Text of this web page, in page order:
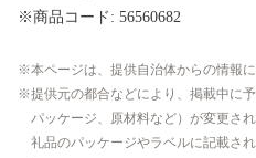
※商品コード: 56560682
本ページは、提供自治体からの情報
提供元の都合などにより、掲載中に
パッケージ、原材料など）が変更さ
礼品のパッケージやラベルに記載さ